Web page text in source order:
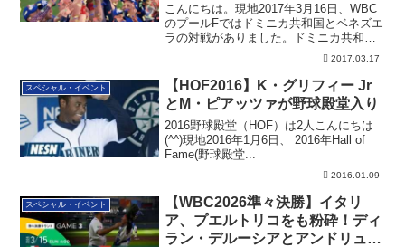
こんにちは。現地2017年3月16日、WBC
のプールFではドミニカ共和国とベネズエ
ラの対戦がありました。ドミニカ共和国
2017.03.17
スペシャル・イベント
【HOF2016】K・グリフィー Jr
とM・ピアッツァが野球殿堂入り
2016野球殿堂（HOF）は2人こんにちは
(^^)現地2016年1月6日、 2016年Hall of
Fame(野球殿堂...
2016.01.09
スペシャル・イベント
【WBC2026準々決勝】イタリ
ア、プエルトリコをも粉砕！ディ
ラン・デルーシアとアンドリュ